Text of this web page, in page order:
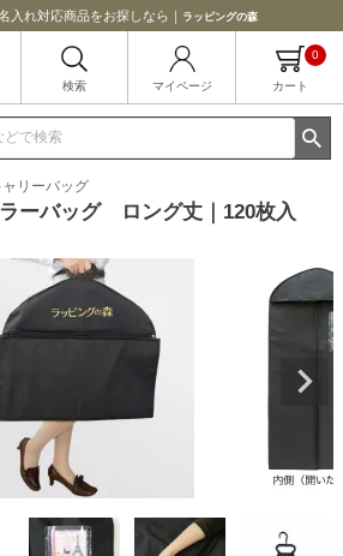
入れ対応商品をお探しなら｜ ラッピングの森
検索 マイページ カート
0
リーバッグ
ラーバッグ ロング丈｜120枚入